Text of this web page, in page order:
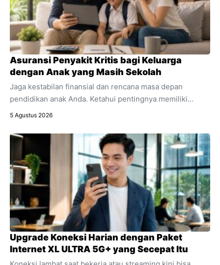
Asuransi Penyakit Kritis bagi Keluarga
dengan Anak yang Masih Sekolah
Jaga kestabilan finansial dan rencana masa depan
pendidikan anak Anda. Ketahui pentingnya memiliki
asuransi penyakit kritis sebagai bagian integral dari
5 Agustus 2026
Upgrade Koneksi Harian dengan Paket
Internet XL ULTRA 5G+ yang Secepat Itu